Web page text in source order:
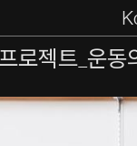
Website
로젝트_운